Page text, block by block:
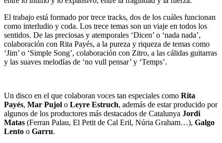
El trabajo está formado por trece tracks, dos de los cuáles funcionan
como interludio y coda. Los trece temas son un viaje en todos los
sentidos. De las preciosas y atemporales ‘Dicen’ o ‘nada nada’,
colaboración con Rita Payés, a la pureza y riqueza de temas como
‘Jim’ o ‘Simple Song’, colaboración con Zitro, a las cálidas guitarras
y las suaves melodías de ‘no vull pensar’ y ‘Temps’.
Un disco en el que colaboran voces tan especiales como Rita
Payés, Mar Pujol o Leyre Estruch, además de estar producido por
algunos de los productores más destacados de Catalunya Jordi
Matas (Ferran Palau, El Petit de Cal Eril, Núria Graham…), Galgo
Lento o Garru.